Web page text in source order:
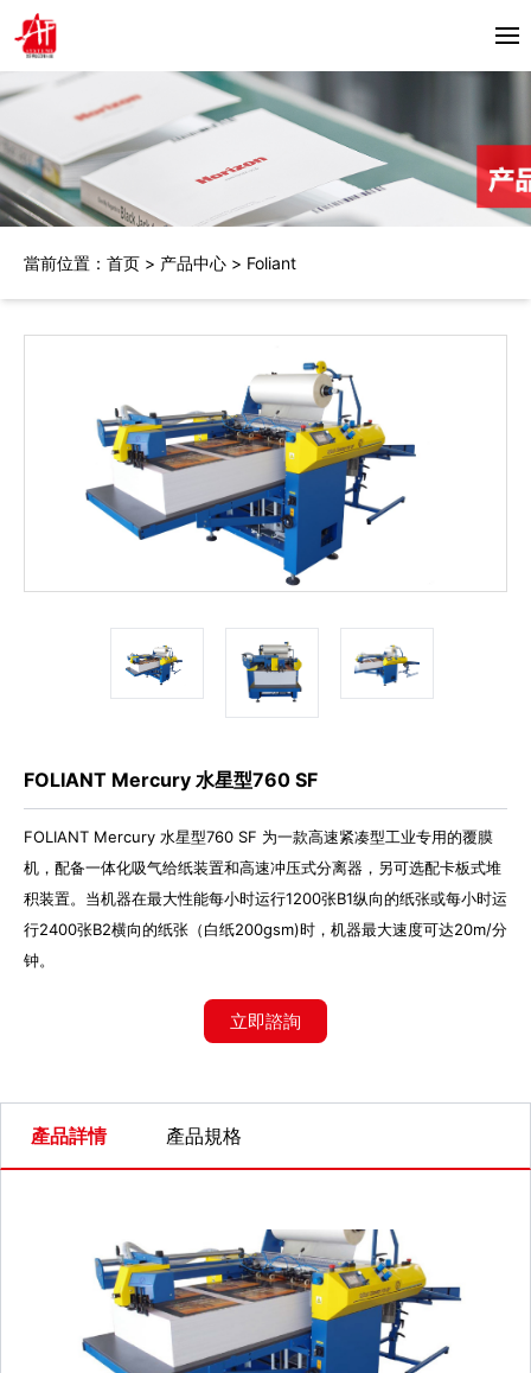
首頁
产品中心
Horizon
Zechini
合作伙伴
解决方案
新闻资讯
公司动态
行业资讯
代理商信息
联系我们
當前位置： 首页 > 产品中心 > Foliant
FOLIANT Mercury 水星型760 SF
FOLIANT Mercury 水星型760 SF 为一款高速紧凑型工业专用的覆膜
机，配备一体化吸气给纸装置和高速冲压式分离器，另可选配卡板式堆
积装置。当机器在最大性能每小时运行1200张B1纵向的纸张或每小时运
行2400张B2横向的纸张（白纸200gsm)时，机器最大速度可达20m/分
钟。
立即諮詢
產品詳情 產品規格